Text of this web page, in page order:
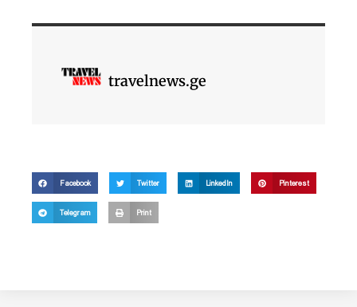
travelnews.ge
Facebook Twitter LinkedIn Pinterest
Telegram Print